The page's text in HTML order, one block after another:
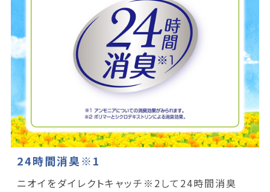
24時間消臭※1
ニオイをダイレクトキャッチ※2して24時間消臭